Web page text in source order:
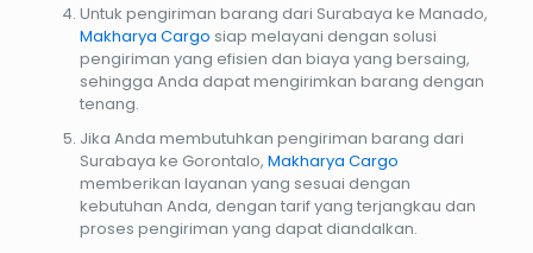
Untuk pengiriman barang dari Surabaya ke Manado,
Makharya Cargo siap melayani dengan solusi
pengiriman yang efisien dan biaya yang bersaing,
sehingga Anda dapat mengirimkan barang dengan
tenang.
Jika Anda membutuhkan pengiriman barang dari
Surabaya ke Gorontalo, Makharya Cargo
memberikan layanan yang sesuai dengan
kebutuhan Anda, dengan tarif yang terjangkau dan
proses pengiriman yang dapat diandalkan.